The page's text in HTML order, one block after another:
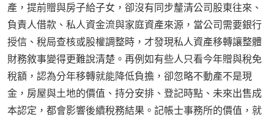
產，提前贈與房子給子女，卻沒有同步釐清公司股東往來、
負責人借款、私人資金流與家庭資產來源，當公司需要銀行
授信、稅局查核或股權調整時，才發現私人資產移轉讓整體
財務敘事變得更難說清楚。再例如有些人只看今年贈與稅免
稅額，認為分年移轉就能降低負擔，卻忽略不動產不是現
金，房屋與土地的價值、持分安排、登記時點、未來出售成
本認定，都會影響後續稅務結果。記帳士事務所的價值，就